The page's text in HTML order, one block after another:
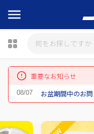
瓶詰
重要なお知らせ
お盆期間中のお